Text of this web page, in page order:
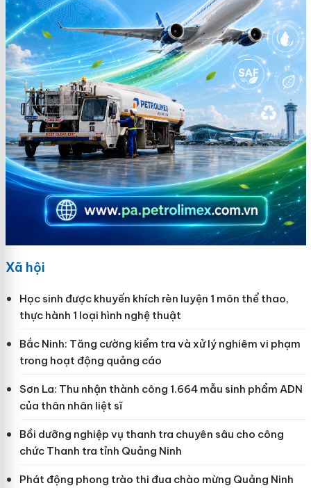
Xã hội
Học sinh được khuyến khích rèn luyện 1 môn thể thao,
thực hành 1 loại hình nghệ thuật
Bắc Ninh: Tăng cường kiểm tra và xử lý nghiêm vi phạm
trong hoạt động quảng cáo
Sơn La: Thu nhận thành công 1.664 mẫu sinh phẩm ADN
của thân nhân liệt sĩ
Bồi dưỡng nghiệp vụ thanh tra chuyên sâu cho công
chức Thanh tra tỉnh Quảng Ninh
Phát động phong trào thi đua chào mừng Quảng Ninh